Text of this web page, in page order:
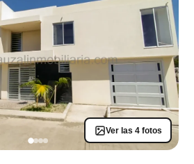
Ver las 4 fotos